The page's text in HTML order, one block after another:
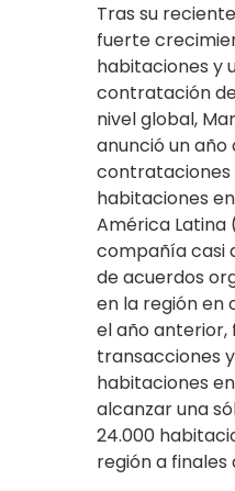
Tras su
fuerte
habitaciones y
contratación
nivel global,
anunció un año
contrataciones
habitaciones
América Latina
compañía casi
de acuerdos
en la región en
el año anterior,
transacciones
habitaciones
alcanzar una
24.000
región a finales